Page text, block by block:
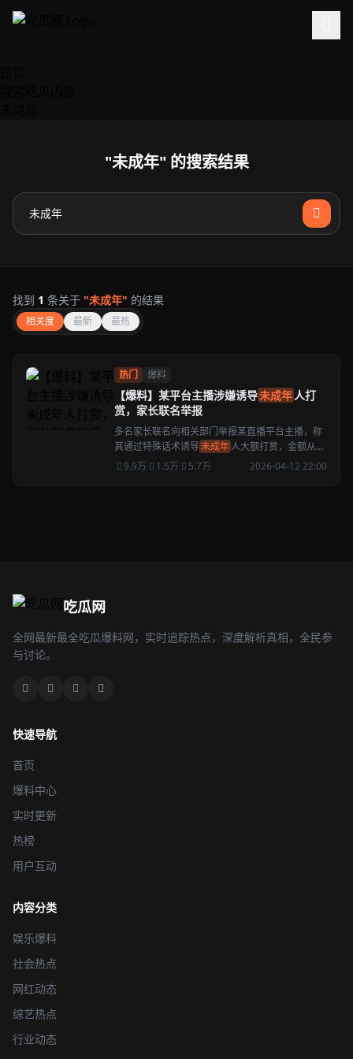
跳过导航
"未成年" 的搜索结果
找到 1 条关于 "未成年" 的结果
相关度 最新 最热
热门 爆料
【爆料】某平台主播涉嫌诱导未成年人打
赏，家长联名举报
多名家长联名向相关部门举报某直播平台主播，称
其通过特殊话术诱导未成年人大额打赏，金额从数
千到数万不等。
9.9万 1.5万 5.7万 2026-04-12 22:00
吃瓜网
全网最新最全吃瓜爆料网，实时追踪热点，深度解析真相，全民参
与讨论。
快速导航
首页
爆料中心
实时更新
热榜
用户互动
内容分类
娱乐爆料
社会热点
网红动态
综艺热点
行业动态